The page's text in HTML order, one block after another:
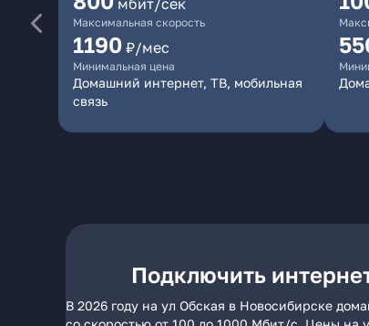
мбит/сек
Максимальная скорость
1190 ₽/мес
Минимальная цена
Домашний интернет, ТВ, мобильная
связь
Подключить
В 2026 году на ул Обская в Новосибирске